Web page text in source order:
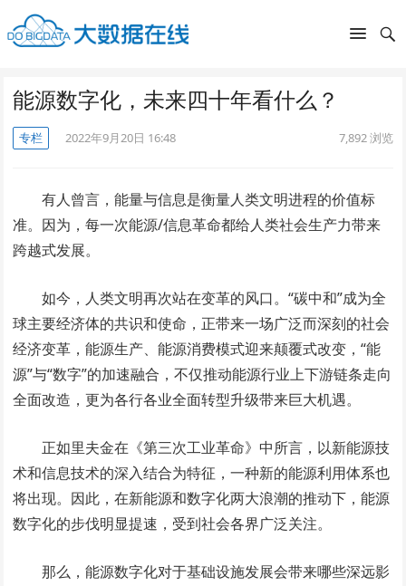
能源数字化，未来四十年看什么？
专栏 2022年9月20日 16:48 7,892浏览
有人曾言，能量与信息是衡量人类文明进程的价值标
准。因为，每一次能源/信息革命都给人类社会生产力带来
跨越式发展。
如今，人类文明再次站在变革的风口。“碳中和”成为全
球主要经济体的共识和使命，正带来一场广泛而深刻的社会
经济变革，能源生产、能源消费模式迎来颠覆式改变，“能
源”与“数字”的加速融合，不仅推动能源行业上下游链条走向
全面改造，更为各行各业全面转型升级带来巨大机遇。
正如里夫金在《第三次工业革命》中所言，以新能源技
术和信息技术的深入结合为特征，一种新的能源利用体系也
将出现。因此，在新能源和数字化两大浪潮的推动下，能源
数字化的步伐明显提速，受到社会各界广泛关注。
那么，能源数字化对于基础设施发展会带来哪些深远影